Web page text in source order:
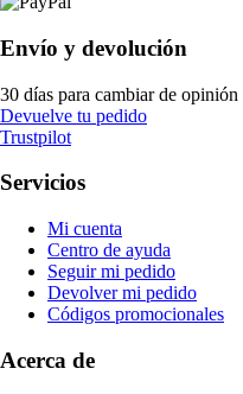
Envío y devolución
30 días para cambiar de opinión
Devuelve tu pedido
Trustpilot
Servicios
Mi cuenta
Centro de ayuda
Seguir mi pedido
Devolver mi pedido
Códigos promocionales
Acerca de